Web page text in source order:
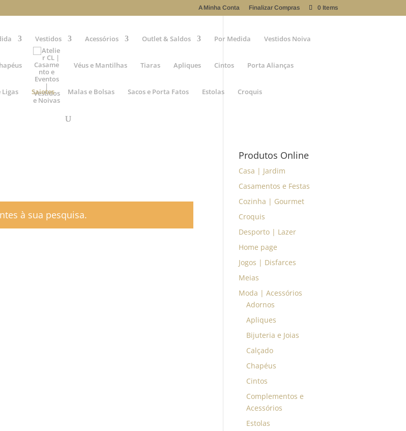
A Minha Conta Finalizar Compras 0 Items
Vestidos Acessórios Outlet & Saldos Por Medida Vestidos Noiva
Véus e Mantilhas Tiaras Apliques Cintos Porta Alianças
Ligas Saiotes Malas e Bolsas Sacos e Porta Fatos Estolas Croquis
à sua pesquisa.
Produtos Online
Casa | Jardim
Casamentos e Festas
Cozinha | Gourmet
Croquis
Desporto | Lazer
Home page
Jogos | Disfarces
Meias
Moda | Acessórios
Adornos
Apliques
Bijuteria e Joias
Calçado
Chapéus
Cintos
Complementos e
Acessórios
Estolas